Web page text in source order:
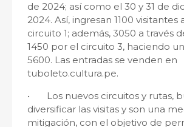
de 2024; así como el 30 y 31 de
2024. Así, ingresan 1100 visitantes
circuito 1; además, 3050 a través
1450 por el circuito 3, haciendo
5600. Las entradas se venden en
tuboleto.cultura.pe.
•
Los nuevos circuitos y rutas,
diversificar las visitas y son una
mitigación, con el objetivo de